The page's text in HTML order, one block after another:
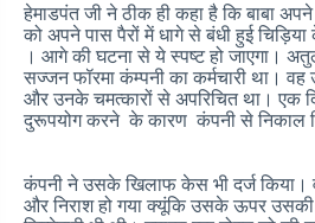
हेमाडपंत जी ने ठीक ही कहा है कि बाबा अपने
को अपने पासपैरों में धागे से बंधी हुई चिड़िया
। आगे की घटना से ये स्पष्ट हो जाएगा ।
सज्जन फॉरमा कंम्पनी का कर्मचारी था । वह
और उनके चमत्कारों से अपरिचित था । एक
दुरूपयोग करने के कारण कंपनी से निकाल
कंपनी ने उसके खिलाफ केस भी दर्ज किया ।
और निराश हो गया क्यूंकि उसके ऊपर उसकी